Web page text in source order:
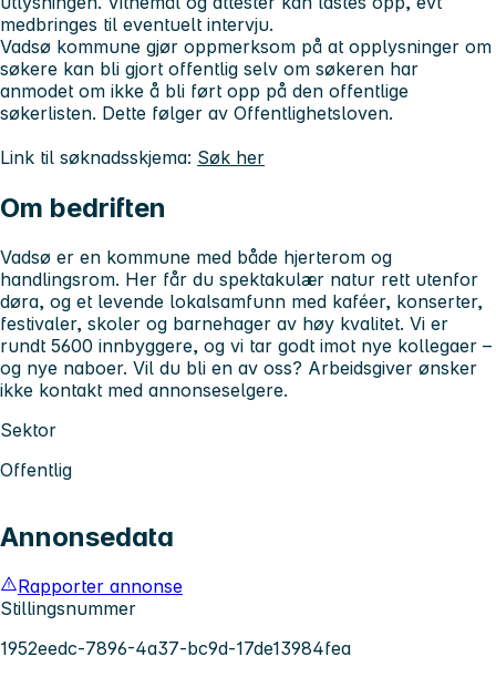
medbringes til eventuelt intervju.
Vadsø kommune gjør oppmerksom på at opplysninger om
søkere kan bli gjort offentlig selv om søkeren har
anmodet om ikke å bli ført opp på den offentlige
søkerlisten. Dette følger av Offentlighetsloven.
Link til søknadsskjema: Søk her
Om bedriften
Vadsø er en kommune med både hjerterom og
handlingsrom. Her får du spektakulær natur rett utenfor
døra, og et levende lokalsamfunn med kaféer, konserter,
festivaler, skoler og barnehager av høy kvalitet. Vi er
rundt 5600 innbyggere, og vi tar godt imot nye kollegaer –
og nye naboer. Vil du bli en av oss? Arbeidsgiver ønsker
ikke kontakt med annonseselgere.
Sektor
Offentlig
Annonsedata
Rapporter annonse
Stillingsnummer
1952eedc-7896-4a37-bc9d-17de13984fea